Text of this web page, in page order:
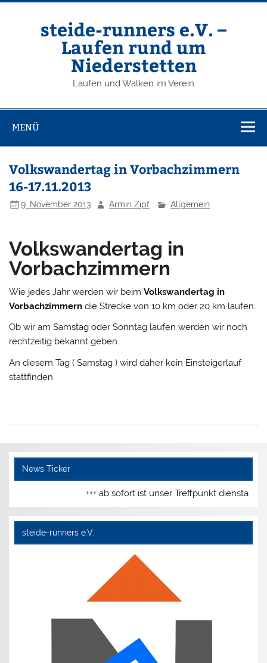
Zum
steide-runners e.V. –
Laufen rund um
Niederstetten
Laufen und Walken im Verein
MENÜ
Volkswandertag in Vorbachzimmern
16-17.11.2013
9. November 2013 Armin Zipf Allgemein
Volkswandertag in
Vorbachzimmern
Wie jedes Jahr werden wir beimVolkswandertag in
Vorbachzimmern die Strecke von 10 km oder 20 km laufen.
Ob wir am Samstag oder Sonntag laufen werden wir noch
rechtzeitig bekannt geben.
An diesem Tag ( Samstag ) wird daher kein Einsteigerlauf
stattfinden.
News Ticker
+++ ab sofort ist unser Treffpunkt dienstags
steide-runners e.V.